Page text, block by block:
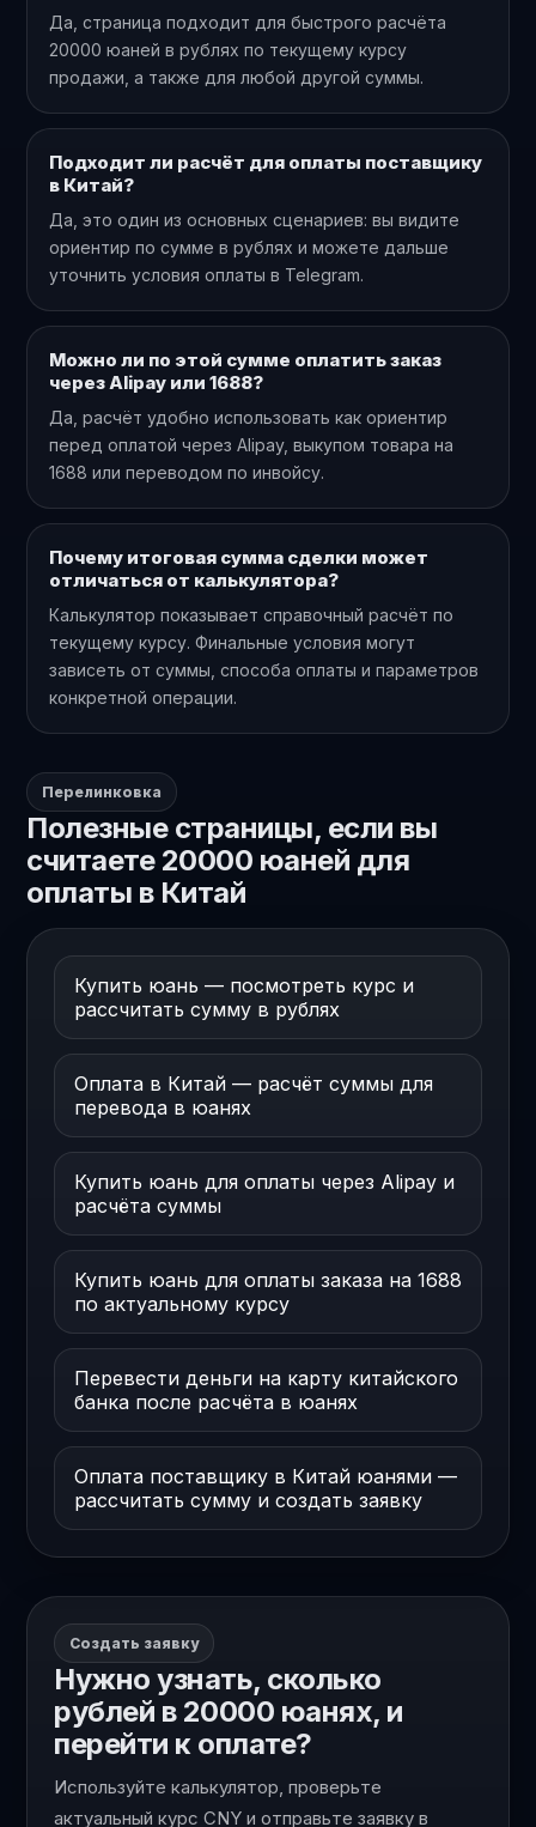
Да, страница подходит для быстрого расчёта
20000 юаней в рублях по текущему курсу
продажи, а также для любой другой суммы.
Подходит ли расчёт для оплаты поставщику
в Китай?
Да, это один из основных сценариев: вы видите
ориентир по сумме в рублях и можете дальше
уточнить условия оплаты в Telegram.
Можно ли по этой сумме оплатить заказ
через Alipay или 1688?
Да, расчёт удобно использовать как ориентир
перед оплатой через Alipay, выкупом товара на
1688 или переводом по инвойсу.
Почему итоговая сумма сделки может
отличаться от калькулятора?
Калькулятор показывает справочный расчёт по
текущему курсу. Финальные условия могут
зависеть от суммы, способа оплаты и параметров
конкретной операции.
Перелинковка
Полезные страницы, если вы
считаете 20000 юаней для
оплаты в Китай
Купить юань — посмотреть курс и
рассчитать сумму в рублях
Оплата в Китай — расчёт суммы для
перевода в юанях
Купить юань для оплаты через Alipay и
расчёта суммы
Купить юань для оплаты заказа на 1688
по актуальному курсу
Перевести деньги на карту китайского
банка после расчёта в юанях
Оплата поставщику в Китай юанями —
рассчитать сумму и создать заявку
Создать заявку
Нужно узнать, сколько
рублей в 20000 юанях, и
перейти к оплате?
Используйте калькулятор, проверьте
актуальный курс CNY и отправьте заявку в